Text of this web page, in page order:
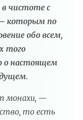
чистоте с
которым по
обо всем,
того
о настоящем
монахи, —
то есть